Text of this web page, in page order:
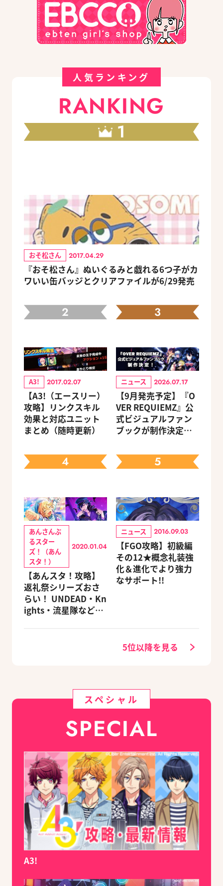
人気ランキング
RANKING
1
おそ松さん 2017.04.29
『おそ松さん』ぬいぐるみと戯れる6つ子がカ
ワいい缶バッジとクリアファイルが6/29発売
2
A3! 2017.02.07
【A3!（エースリー）
攻略】リンクスキル
効果と対応ユニット
まとめ（随時更新）
3
ニュース 2026.07.17
【9月発売予定】『O
VER REQUIEMZ』公
式ビジュアルファン
ブックが制作決定！
る豪華グッズ付き限
定セットも同時発売
4
あんさんぶ
るスター
ズ！（あん
スタ！）
2020.01.04
【あんスタ！攻略】
返礼祭シリーズおさ
らい！ UNDEAD・Kn
ights・流星隊など、
5
ニュース 2016.09.03
【FGO攻略】初級編
その12★概念礼装強
化＆進化でより強力
なサポート!!
5位以降を見る
スペシャル
SPECIAL
A3!